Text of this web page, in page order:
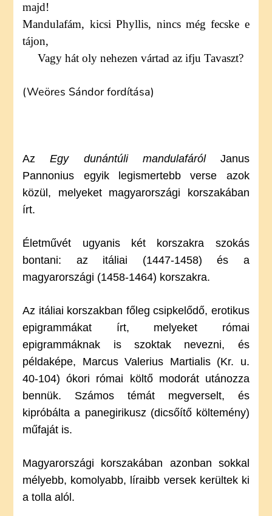
majd!
Mandulafám, kicsi Phyllis, nincs még fecske e
tájon,
Vagy hát oly nehezen vártad az ifju Tavaszt?
(Weöres Sándor fordítása)
AzEgy dunántúli mandulafárólJanus
Pannonius egyik legismertebb verse azok
közül, melyeket magyarországi korszakában
írt.
Életművét ugyanis két korszakra szokás
bontani: az itáliai (1447-1458) és a
magyarországi (1458-1464) korszakra.
Az itáliai korszakban főleg csipkelődő, erotikus
epigrammákat írt, melyeket római
epigrammáknak is szoktak nevezni, és
példaképe, Marcus Valerius Martialis (Kr. u.
40-104) ókori római költő modorát utánozza
bennük. Számos témát megverselt, és
kipróbálta a panegirikusz (dicsőítő költemény)
műfaját is.
Magyarországi korszakában azonban sokkal
mélyebb, komolyabb, líraibb versek kerültek ki
a tolla alól.